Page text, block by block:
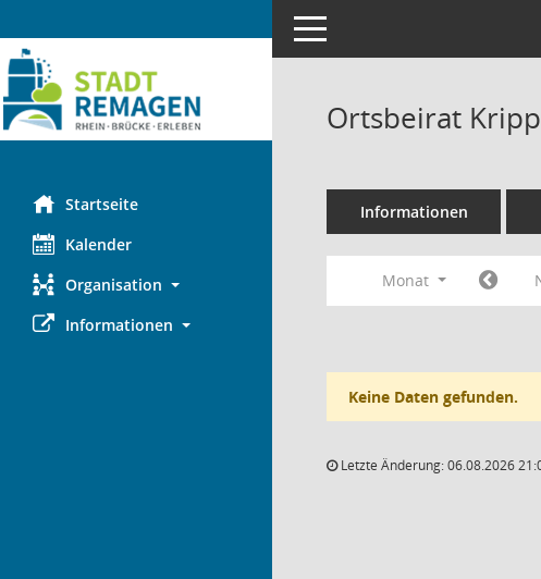
Startseite
Kalender
Organisation
Informationen
Toggle navigation
Ortsbeirat
Informationen
Monat
Keine Daten gefunden.
Letzte Änderung: 06.08.2026